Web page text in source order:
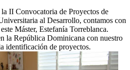
II Convocatoria de Proyectos de
al Desarrollo, contamos con
Máster, Estefanía Torreblanca.
la República Dominicana con nuestro
identificación de proyectos.